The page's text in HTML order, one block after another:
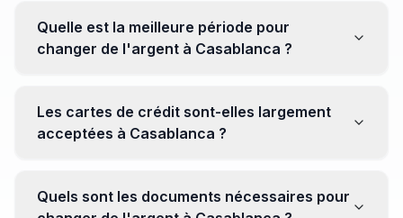
établissements réputés pour éviter les surprises.
Quelle est la meilleure période pour
changer de l'argent à Casablanca ?
soyez attentif aux fluctuations pour maximiser la valeur
de vos devises.
Les cartes de crédit sont-elles largement
acceptées à Casablanca ?
Cependant, avoir un peu de monnaie locale peut être
Quels sont les documents nécessaires pour